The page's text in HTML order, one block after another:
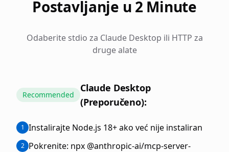
Postavljanje u 2 Minute
Odaberite stdio za Claude Desktop ili HTTP za
druge alate
Recommended
Claude Desktop
(Preporučeno):
1 Instalirajte Node.js 18+ ako već nije instaliran
2 Pokrenite: npx @anthropic-ai/mcp-server-